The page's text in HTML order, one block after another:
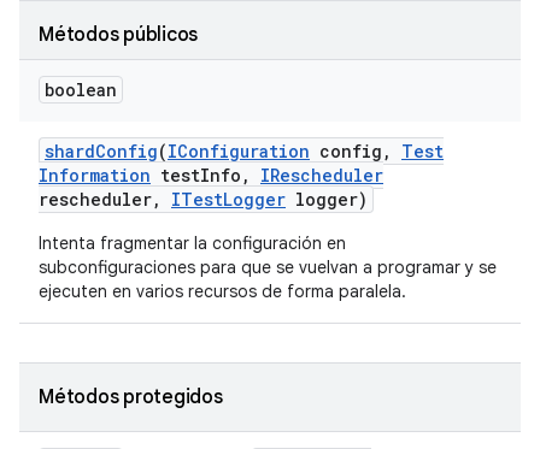
Métodos públicos
boolean
shardConfig(IConfiguration config ,
Test
Information testInfo ,
IRescheduler
rescheduler, ITestLogger logger)
Intenta fragmentar la configuración en
subconfiguraciones para que se vuelvan a programar y se
ejecuten en varios recursos de forma paralela.
Métodos protegidos